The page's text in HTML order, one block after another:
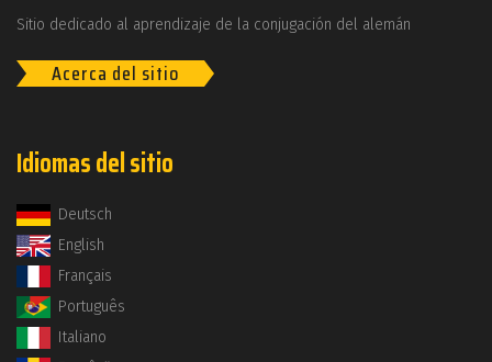
Sitio dedicado al aprendizaje de la conjugación del alemán
Acerca del sitio
Idiomas del sitio
Deutsch
English
Français
Português
Italiano